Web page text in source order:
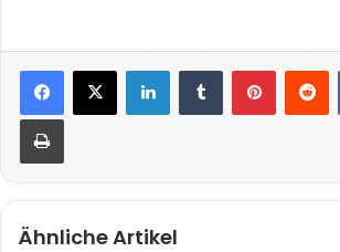
LinkedInTumblr Pinterest
Drucken
Ähnliche Artikel